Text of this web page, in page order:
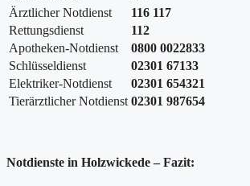
Ärztlicher Notdienst
116 117
Rettungsdienst
112
Apotheken-Notdienst
0800 0022833
Schlüsseldienst
02301 67133
Elektriker-Notdienst
02301 654321
Tierärztlicher Notdienst 02301 987654
Notdienste in Holzwickede – Fazit: